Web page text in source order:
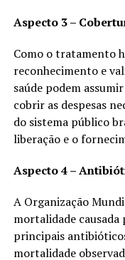
Aspecto 3 –
Como o tratamento
reconhecimento e
saúde podem
cobrir as despesas
do sistema público
liberação e o
Aspecto 4 –
A Organização
mortalidade
principais
mortalidade